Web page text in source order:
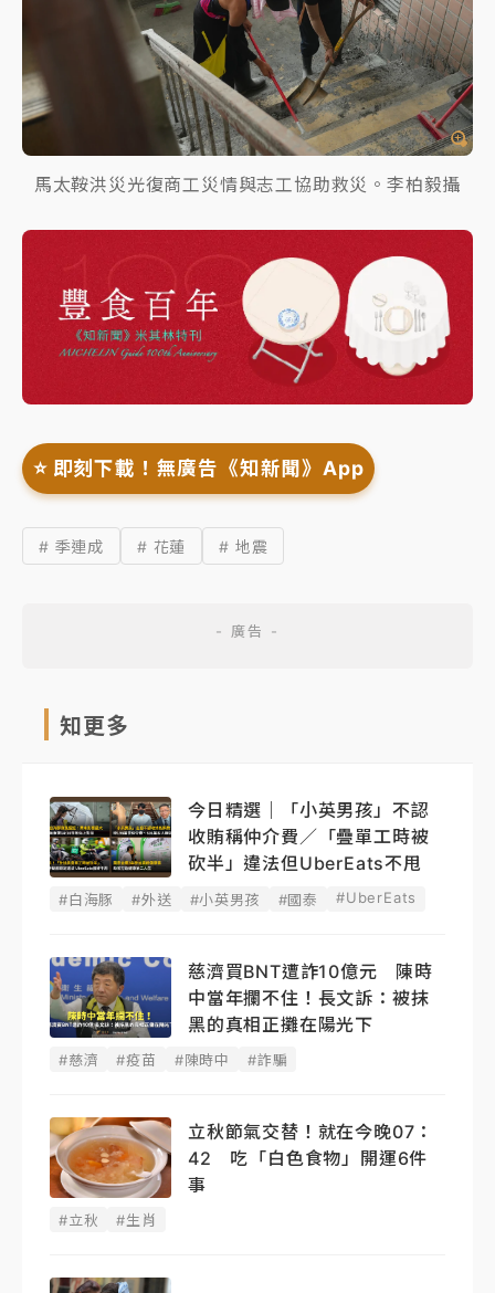
馬太鞍洪災光復商工災情與志工協助救災。李柏毅攝
⭐️ 即刻下載！無廣告《知新聞》App
# 季連成 # 花蓮 # 地震
知更多
今日精選｜「小英男孩」不認
收賄稱仲介費／「疊單工時被
砍半」違法但UberEats不甩
#白海豚 #外送 #小英男孩 #國泰 #UberEats
慈濟買BNT遭詐10億元 陳時
中當年攔不住！長文訴：被抹
黑的真相正攤在陽光下
#慈濟 #疫苗 #陳時中 #詐騙
立秋節氣交替！就在今晚07：
42 吃「白色食物」開運6件
事
#立秋 #生肖